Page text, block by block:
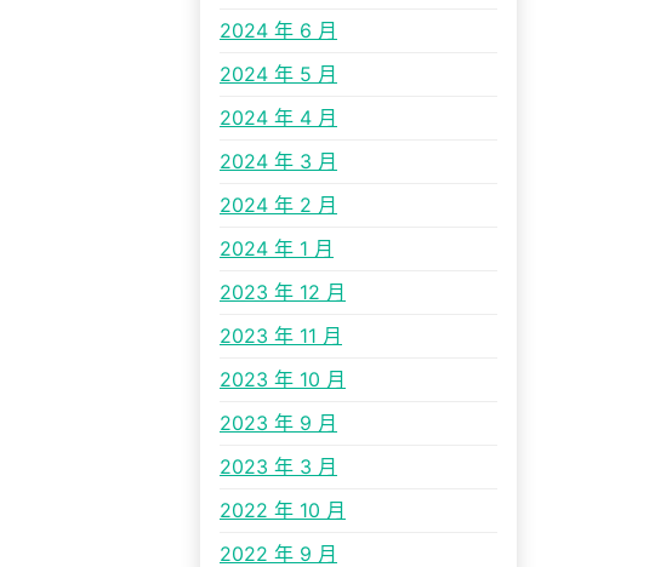
2024 年 6 月
2024 年 5 月
2024 年 4 月
2024 年 3 月
2024 年 2 月
2024 年 1 月
2023 年 12 月
2023 年 11 月
2023 年 10 月
2023 年 9 月
2023 年 3 月
2022 年 10 月
2022 年 9 月